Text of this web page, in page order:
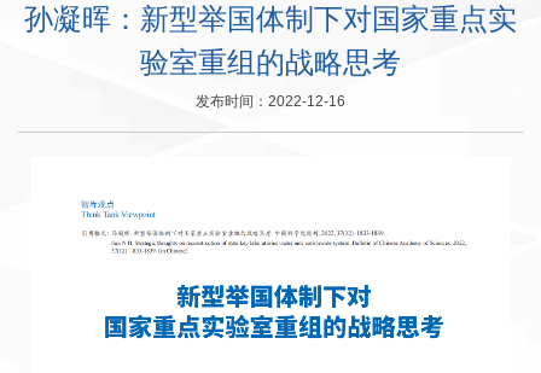
孙凝晖：新型举国体制下对国家重点实
验室重组的战略思考
发布时间：2022-12-16